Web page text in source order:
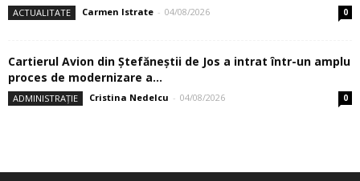
ACTUALITATE Carmen Istrate - 04/08/2026 0
Cartierul Avion din Ştefăneştii de Jos a intrat într-un amplu
proces de modernizare a...
ADMINISTRAȚIE Cristina Nedelcu - 04/08/2026 0